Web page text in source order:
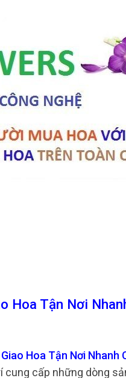
Hoa Tận Nơi
Hoa Tận Nơi Nhanh
cấp những dòng